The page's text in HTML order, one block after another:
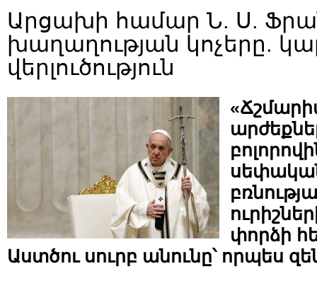
Արցախի համար Ն. Ս.
խաղաղության կոչերը.
վերլուծություն
փորձի
Աստծու սուրբ անունը՝ որպես